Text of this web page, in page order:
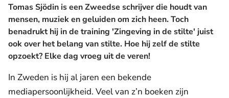
Tomas Sjödin is een Zweedse schrijver die houdt van
mensen, muziek en geluiden om zich heen. Toch
benadrukt hij in de training 'Zingeving in de stilte' juist
ook over het belang van stilte. Hoe hij zelf de stilte
opzoekt? Elke dag vroeg uit de veren!
In Zweden is hij al jaren een bekende
mediapersoonlijkheid. Veel van z’n boeken zijn